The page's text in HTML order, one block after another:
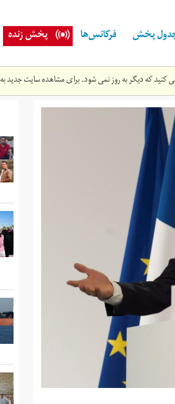
پخش فرکانس‌ها پخش زنده
کنید که دیگر به روز نمی شود. برای مشاهده سایت جدید به